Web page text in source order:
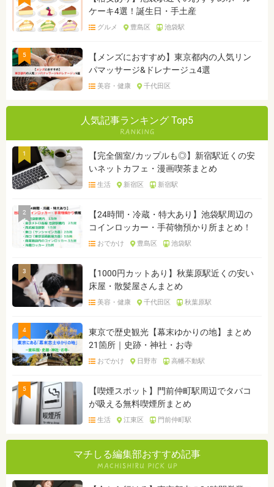
ケーキ4選！誕生日・手土産
グルメ 豊島区 池袋駅
5
【メンズにおすすめ】東京都内の人気リン
パマッサージ&ドレナージュ4選
美容・健康 千代田区
人気記事ランキング Top5
1
【完全個室/カップルも◎】新宿駅近くの安
いネットカフェ・漫画喫茶まとめ
生活 新宿区 新宿駅
2
【24時間・冷蔵・特大あり】池袋駅周辺の
コインロッカー・手荷物預かり所まとめ！
おでかけ 豊島区 池袋駅
3
【1000円カットあり】秋葉原駅近くの安い
床屋・散髪屋さんまとめ
美容・健康 千代田区 秋葉原駅
4
東京で歴史観光【幕末ゆかりの地】まとめ
21箇所｜史跡・神社・お寺
おでかけ 日野市 高幡不動駅
5
【喫煙スポット】門前仲町駅周辺でタバコ
が吸える無料喫煙所まとめ
生活 江東区 門前仲町駅
マチしる編集部おすすめ記事